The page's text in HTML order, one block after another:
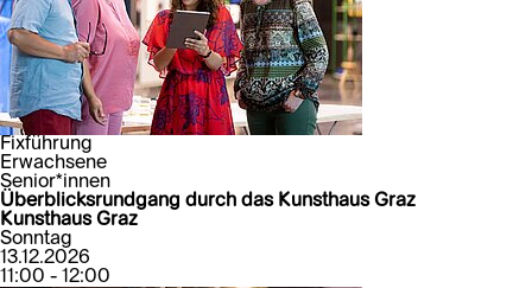
Fixführung
Erwachsene
Senior*innen
Überblicksrundgang durch das Kunsthaus Graz
Kunsthaus Graz
Sonntag
13.12.2026
11:00 - 12:00